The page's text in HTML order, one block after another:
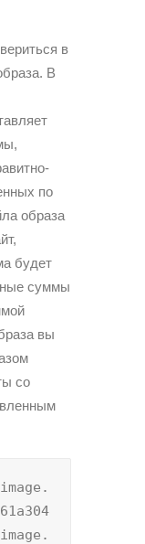
в
В
по
образа
будет
суммы
вы
со